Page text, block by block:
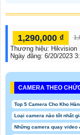
1,290,000 ₫
Thương hiệu: Hikvision
Ngày đăng: 6/20/2023
CAMERA THEO
Top 5 Camera Cho Kho
Loại camera nào tốt nhất
Những camera quay video